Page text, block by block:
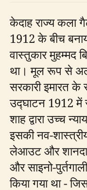
केदाह राज्य कला
1912 के बीच
वास्तुकार मुहम्मद
था। मूल रूप से
सरकारी इमारत
उद्घाटन 1912 में
शाह द्वारा उच्च
इसकी नव-
लेआउट और
और साइनो-
किया गया था -